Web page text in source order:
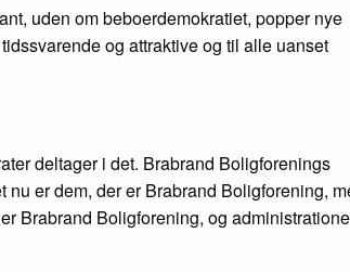
uden om beboerdemokratiet, popper nye
og attraktive og til alle uanset
deltager i det. Brabrand Boligforenings
er dem, der er Brabrand Boligforening,
Brabrand Boligforening, og